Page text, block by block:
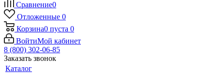
Сравнение0
Отложенные 0
Корзина0 пуста 0
ВойтиМой кабинет
8 (800) 302-06-85
Заказать звонок
Каталог